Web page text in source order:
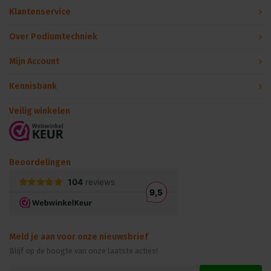
Klantenservice
Over Podiumtechniek
Mijn Account
Kennisbank
Veilig winkelen
Beoordelingen
Meld je aan voor onze nieuwsbrief
Blijf op de hoogte van onze laatste acties!